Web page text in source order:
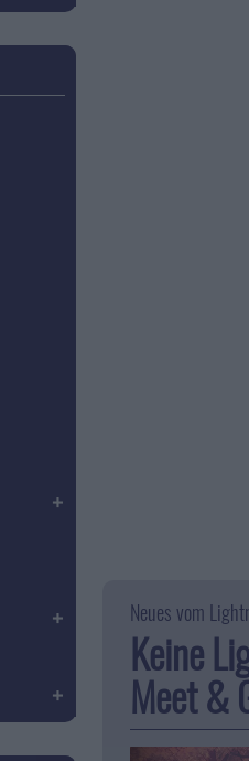
Neues vom
Keine
Meet &